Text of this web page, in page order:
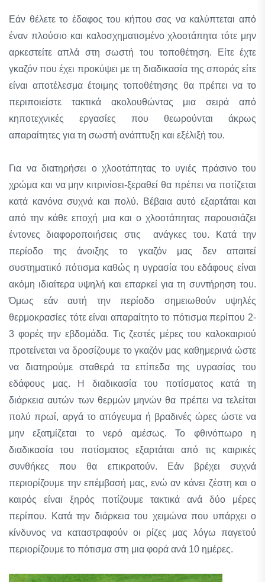
Εάν θέλετε το έδαφος του κήπου σας να καλύπτεται από
έναν πλούσιο και καλοσχηματισμένο χλοοτάπητα τότε μην
αρκεστείτε απλά στη σωστή του τοποθέτηση. Είτε έχτε
γκαζόν που έχει προκύψει με τη διαδικασία της σποράς είτε
είναι αποτέλεσμα έτοιμης τοποθέτησης θα πρέπει να το
περιποιείστε τακτικά ακολουθώντας μια σειρά από
κηποτεχνικές εργασίες που θεωρούνται άκρως
απαραίτητες για τη σωστή ανάπτυξη και εξέλιξή του.
Για να διατηρήσει ο χλοοτάπητας το υγιές πράσινο του
χρώμα και να μην κιτρινίσει-ξεραθεί θα πρέπει να ποτίζεται
κατά κανόνα συχνά και πολύ. Βέβαια αυτό εξαρτάται και
από την κάθε εποχή μια και ο χλοοτάπητας παρουσιάζει
έντονες διαφοροποιήσεις στις ανάγκες του. Κατά την
περίοδο της άνοιξης το γκαζόν μας δεν απαιτεί
συστηματικό πότισμα καθώς η υγρασία του εδάφους είναι
ακόμη ιδιαίτερα υψηλή και επαρκεί για τη συντήρηση του.
Όμως εάν αυτή την περίοδο σημειωθούν υψηλές
θερμοκρασίες τότε είναι απαραίτητο το πότισμα περίπου 2-
3 φορές την εβδομάδα. Τις ζεστές μέρες του καλοκαιριού
προτείνεται να δροσίζουμε το γκαζόν μας καθημερινά ώστε
να διατηρούμε σταθερά τα επίπεδα της υγρασίας του
εδάφους μας. Η διαδικασία του ποτίσματος κατά τη
διάρκεια αυτών των θερμών μηνών θα πρέπει να τελείται
πολύ πρωί, αργά το απόγευμα ή βραδινές ώρες ώστε να
μην εξατμίζεται το νερό αμέσως. Το φθινόπωρο η
διαδικασία του ποτίσματος εξαρτάται από τις καιρικές
συνθήκες που θα επικρατούν. Εάν βρέχει συχνά
περιορίζουμε την επέμβασή μας, ενώ αν κάνει ζέστη και ο
καιρός είναι ξηρός ποτίζουμε τακτικά ανά δύο μέρες
περίπου. Κατά την διάρκεια του χειμώνα που υπάρχει ο
κίνδυνος να καταστραφούν οι ρίζες μας λόγω παγετού
περιορίζουμε το πότισμα στη μια φορά ανά 10 ημέρες.